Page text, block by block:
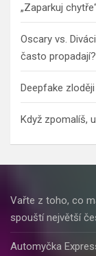
„Zaparkuj
Oscary vs.
často propadají?
Deepfake
Když zpomalíš,
Vařte z toho, co
spouští největší
Automyčka